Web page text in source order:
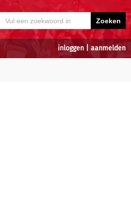
inloggen aanmelden